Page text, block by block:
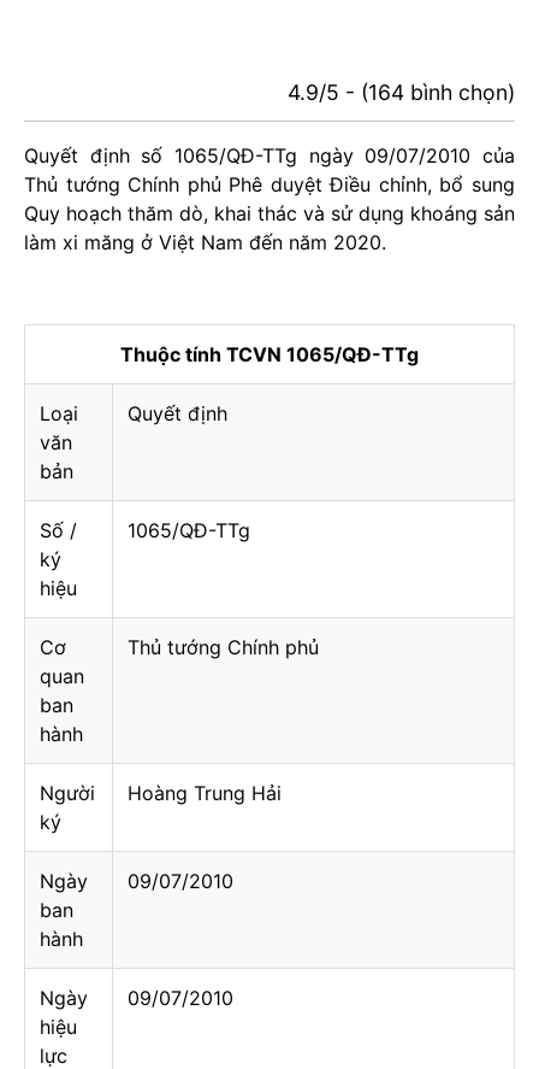
4.9/5 - (164 bình chọn)
Quyết định số 1065/QĐ-TTg ngày 09/07/2010 của
Thủ tướng Chính phủ Phê duyệt Điều chỉnh, bổ sung
Quy hoạch thăm dò, khai thác và sử dụng khoáng sản
làm xi măng ở Việt Nam đến năm 2020.
Thuộc tính TCVN 1065/QĐ-TTg
Loại
văn
bản
Quyết định
Số /
ký
hiệu
1065/QĐ-TTg
Cơ
quan
ban
hành
Thủ tướng Chính phủ
Người
ký
Hoàng Trung Hải
Ngày
ban
hành
09/07/2010
Ngày
hiệu
lực
09/07/2010